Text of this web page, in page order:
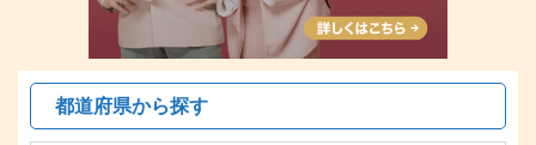
都道府県から探す